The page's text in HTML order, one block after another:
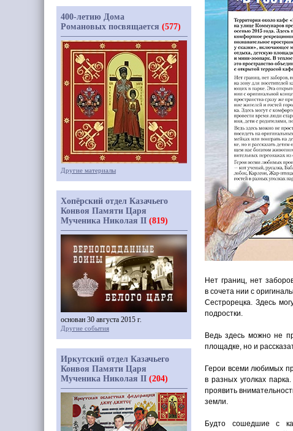
Нет границ, нет
в сочета нии с
Сестрорецка. Здесь
подростки.
Ведь здесь можно не
площадке, но и
Герои всеми любимых
в разных уголках
проявить
земли.
Будто сошедшие с
400-летию Дома
Романовых посвящается (577)
Другие материалы
Хопёрский отдел Казачьего
Конвоя Памяти Царя
Мученика Николая II (819)
основан 30 августа 2015 г.
Другие события
Иркутский отдел Казачьего
Конвоя Памяти Царя
Мученика Николая II (204)